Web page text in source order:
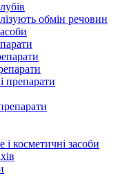
обмін речовин
препарати
і косметичні засоби